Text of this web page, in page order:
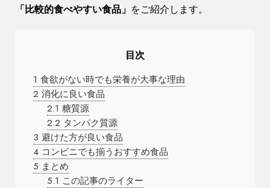
「比較的食べやすい食品」 をご紹介します。
目次
1 食欲がない時でも栄養が大事な理由
2 消化に良い食品
2.1 糖質源
2.2 タンパク質源
3 避けた方が良い食品
4 コンビニでも揃うおすすめ食品
5 まとめ
5.1 この記事のライター